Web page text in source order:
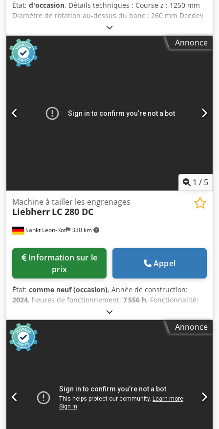
État: d'occasion, Détails techniques : Course z : 1250 mm
Diamètre de rotation au-dessus du banc : 260 mm Dcedev
U Un Hjpfx Ackek Diamètre de la pièce au-dessus du banc :
500 mm Diamètre de la pièce au-dessus du support : 250
mm Hauteur de pointe au-dessus du banc : 260 mm
Longueur de fraisage : 2000 mm Module - max. : 8 / 12
Puissance totale requise : 9,5 kW Poids de la machine
Annonce
1 / 5
Sankt Leon-Rot 330 km
Machine à tailler les engrenages
Liebherr LC 280 DC
prix
Appel
État: comme neuf (occasion), Année de construction:
2024, heures de fonctionnement: 7 556 h, Fonctionnalité:
, 4 x FRAISEUSES D’ENGRENAGES
LIEBHERR LC 280 DC Dsdpfxszdv Upe Ackjck À la vente, 4
fraiseuses d’engrenages LIEBHERR LC 280 DC identiques,
toutes de l’année de fabrication 2024. Fabricant : Liebherr
Verzahntechnik GmbH Modèle : LC 280 DC Type de
Commande : Siemens CNC / Interface utilisateur HMI
visible Données techniques : Diamètre maximal de la pièce
: 280 mm Module maximal : 6 mm / 4 mm selon la version
Annonce